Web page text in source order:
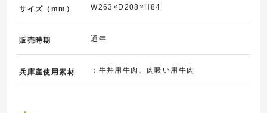
サイズ（mm） W263×D208×H84
販売時期 通年
兵庫産使用素材 ：牛丼用牛肉、肉吸い用牛肉